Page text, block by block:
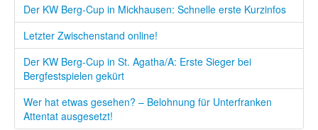
Der KW Berg-Cup in Mickhausen: Schnelle erste Kurzinfos
Letzter Zwischenstand online!
Der KW Berg-Cup in St. Agatha/A: Erste Sieger bei
Bergfestspielen gekürt
Wer hat etwas gesehen? – Belohnung für Unterfranken
Attentat ausgesetzt!